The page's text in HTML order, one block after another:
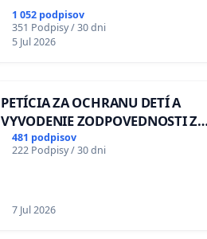
1 052 podpisov
351 Podpisy / 30 dni
5 Jul 2026
PETÍCIA ZA OCHRANU DETÍ A
VYVODENIE ZODPOVEDNOSTI ZA
DLHOROČNÚ NEČINNOSŤ A
ZLYHANIE ŠTÁTU
481 podpisov
222 Podpisy / 30 dni
7 Jul 2026